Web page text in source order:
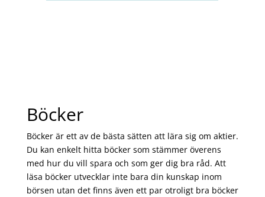
Böcker
Böcker är ett av de bästa sätten att lära sig om aktier.
Du kan enkelt hitta böcker som stämmer överens
med hur du vill spara och som ger dig bra råd. Att
läsa böcker utvecklar inte bara din kunskap inom
börsen utan det finns även ett par otroligt bra böcker